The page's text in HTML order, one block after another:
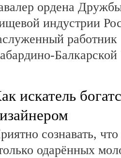
ордена
индустрии
работник
искатель
сознавать,
одарённых